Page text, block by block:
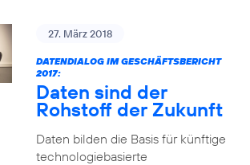
27. März 2018
DATENDIALOG IM GESCHÄFTSBERICHT
2017:
Daten sind der
Rohstoff der Zukunft
Daten bilden die Basis für künftige
technologiebasierte